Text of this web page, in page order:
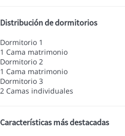
Distribución de dormitorios
Dormitorio 1
1 Cama matrimonio
Dormitorio 2
1 Cama matrimonio
Dormitorio 3
2 Camas individuales
Características más destacadas